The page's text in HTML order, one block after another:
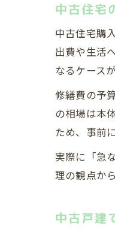
中古住宅
中古住宅購
出費や生活
なるケース
修繕費の予
の相場は本
ため、事前
実際に「急
理の観点か
中古戸建